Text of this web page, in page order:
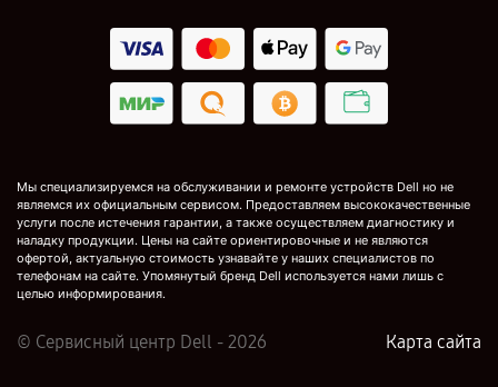
Мы специализируемся на обслуживании и ремонте устройств Dell но не
являемся их официальным сервисом. Предоставляем высококачественные
услуги после истечения гарантии, а также осуществляем диагностику и
наладку продукции. Цены на сайте ориентировочные и не являются
офертой, актуальную стоимость узнавайте у наших специалистов по
телефонам на сайте. Упомянутый бренд Dell используется нами лишь с
целью информирования.
© Сервисный центр Dell - 2026 Карта сайта